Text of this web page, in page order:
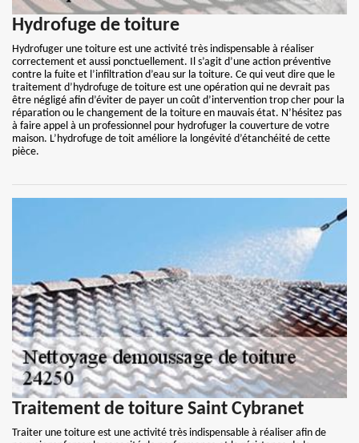
Hydrofuge de toiture
Hydrofuger une toiture est une activité très indispensable à réaliser
correctement et aussi ponctuellement. Il s’agit d’une action préventive
contre la fuite et l’infiltration d’eau sur la toiture. Ce qui veut dire que le
traitement d’hydrofuge de toiture est une opération qui ne devrait pas
être négligé afin d’éviter de payer un coût d’intervention trop cher pour la
réparation ou le changement de la toiture en mauvais état. N’hésitez pas
à faire appel à un professionnel pour hydrofuger la couverture de votre
maison. L’hydrofuge de toit améliore la longévité d’étanchéité de cette
pièce.
Traitement de toiture Saint Cybranet
Traiter une toiture est une activité très indispensable à réaliser afin de